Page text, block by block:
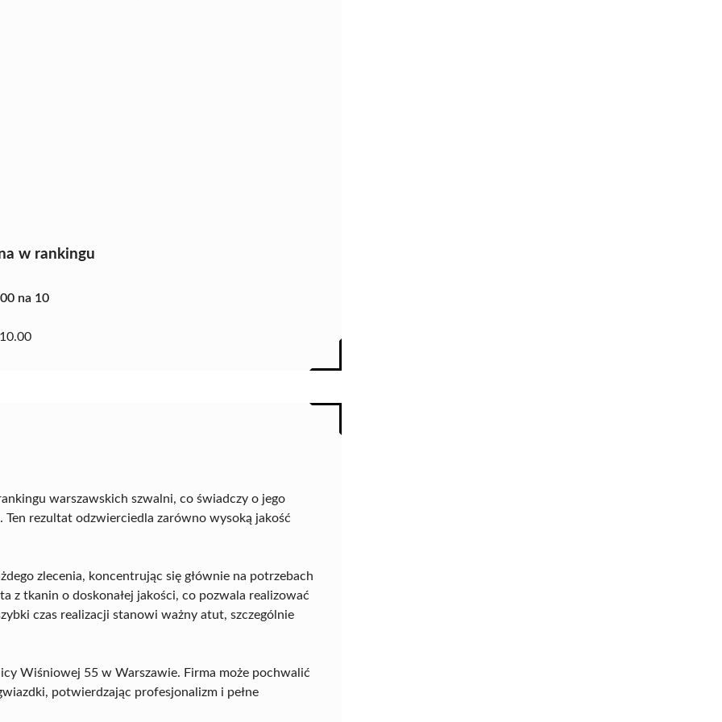
w rankingu
na 10
10.00
warszawskich szwalni, co świadczy o jego
rezultat odzwierciedla zarówno wysoką jakość
zlecenia, koncentrując się głównie na potrzebach
z tkanin o doskonałej jakości, co pozwala realizować
czas realizacji stanowi ważny atut, szczególnie
Wiśniowej 55 w Warszawie. Firma może pochwalić
potwierdzając profesjonalizm i pełne